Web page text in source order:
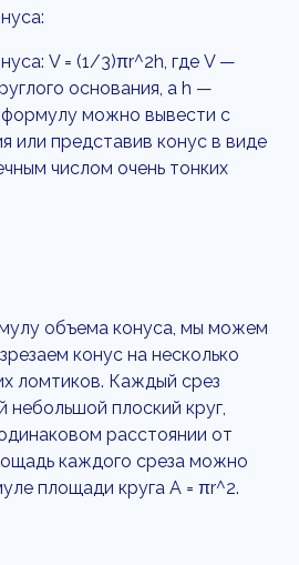
V = (1/3)πr^2h, где V —
основания, а h —
можно вывести с
или представив конус в виде
числом очень тонких
объема конуса, мы можем
конус на несколько
ломтиков. Каждый срез
небольшой плоский круг,
расстоянии от
каждого среза можно
площади круга A = πr^2.